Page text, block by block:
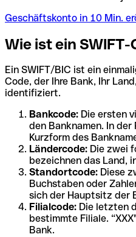
Geschäftskonto in 10 Min.
Wie ist ein
Ein SWIFT/BIC ist ein
Code, der Ihre Bank, Ihr
identifiziert.
Bankcode: Die ersten
den Banknamen. In
Kurzform des
Ländercode: Die zwei
bezeichnen das Land,
Standortcode: Diese
Buchstaben oder
sich der Hauptsitz der
Filialcode: Die letzten
bestimmte Filiale.
Bank.